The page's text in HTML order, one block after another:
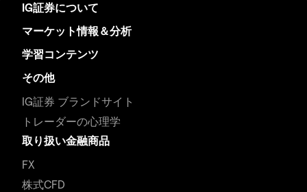
IG証券について
マーケット情報＆分析
学習コンテンツ
その他
IG証券 ブランドサイト
トレーダーの心理学
取り扱い金融商品
FX
株式CFD